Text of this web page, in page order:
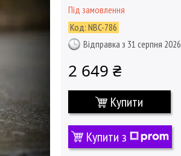
Під замовлення
Код: NBC-786
Відправка з 31 серпня 2026
2 649 ₴
Купити
Купити з